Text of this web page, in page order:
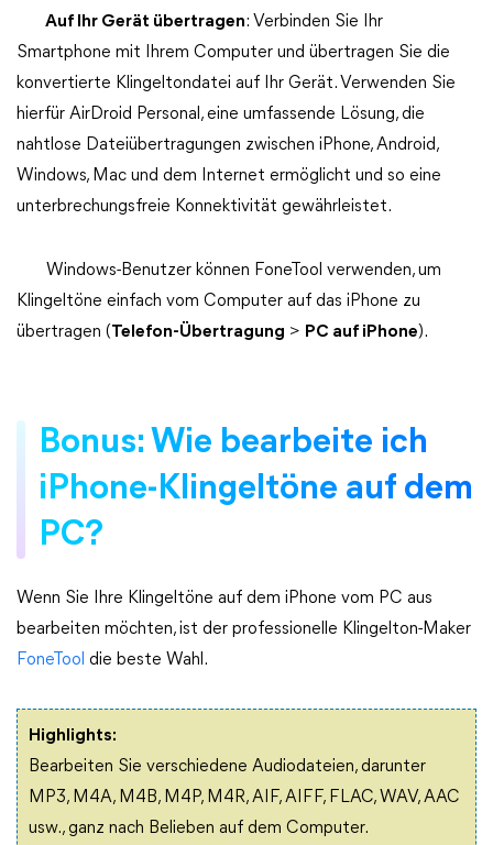
Auf Ihr Gerät übertragen: Verbinden Sie Ihr
Smartphone mit Ihrem Computer und übertragen Sie die
konvertierte Klingeltondatei auf Ihr Gerät. Verwenden Sie
hierfür AirDroid Personal, eine umfassende Lösung, die
nahtlose Dateiübertragungen zwischen iPhone, Android,
Windows, Mac und dem Internet ermöglicht und so eine
unterbrechungsfreie Konnektivität gewährleistet.
Windows-Benutzer können FoneTool verwenden, um
Klingeltöne einfach vom Computer auf das iPhone zu
übertragen (Telefon-Übertragung > PC auf iPhone).
Bonus: Wie bearbeite ich
iPhone-Klingeltöne auf dem
PC?
Wenn Sie Ihre Klingeltöne auf dem iPhone vom PC aus
bearbeiten möchten, ist der professionelle Klingelton-Maker
FoneTool die beste Wahl.
Highlights:
Bearbeiten Sie verschiedene Audiodateien, darunter
MP3, M4A, M4B, M4P, M4R, AIF, AIFF, FLAC, WAV, AAC
usw., ganz nach Belieben auf dem Computer.